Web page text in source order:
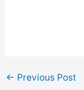
← Previous Post